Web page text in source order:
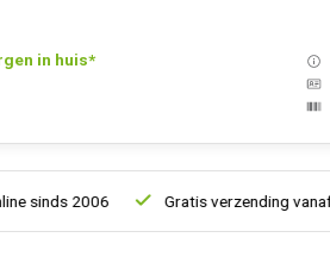
in huis*
2006 Gratis verzending vanaf € 150